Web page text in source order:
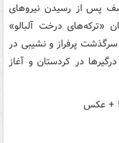
پس از رسیدن نیروهای
«ترکه‌های درخت آلبالو»
پرفراز و نشیبی در
در کردستان و آغاز